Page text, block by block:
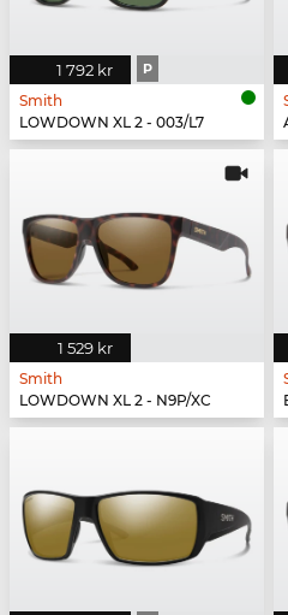
1 792 kr P
Smith
LOWDOWN XL 2 - 003/L7
1 529 kr
Smith
LOWDOWN XL 2 - N9P/XC